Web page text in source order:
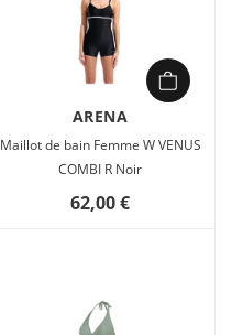
ARENA
Maillot de bain Femme W VENUS
COMBI R Noir
62,00 €